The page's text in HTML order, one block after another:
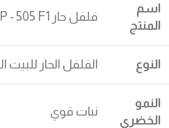
اسم
المنتج
فلفل حار QSHP - 505 F1
النوع الفلفل الحار للبيت
النمو
الخضري
نبات قوي